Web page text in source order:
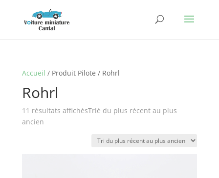
Accueil / Produit Pilote / Rohrl
Rohrl
11 résultats affichésTrié du plus récent au plus
ancien